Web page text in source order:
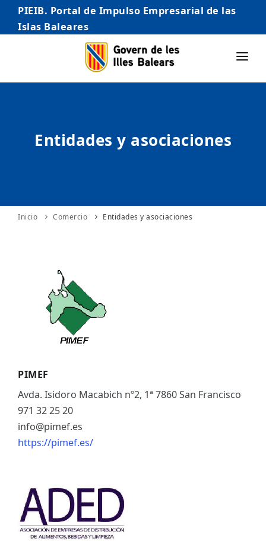
PIEIB. Portal de Impulso Empresarial de las
Islas Baleares
INICIO
AUTÓNOMO/AUTÓNOMA
INTERNACIONALIZACIÓN
Entidades y asociaciones
Inicio Comercio Entidades y asociaciones
PIMEF
Avda. Isidoro Macabich nº2, 1ª 7860 San Francisco
971 32 25 20
info@pimef.es
https://pimef.es/